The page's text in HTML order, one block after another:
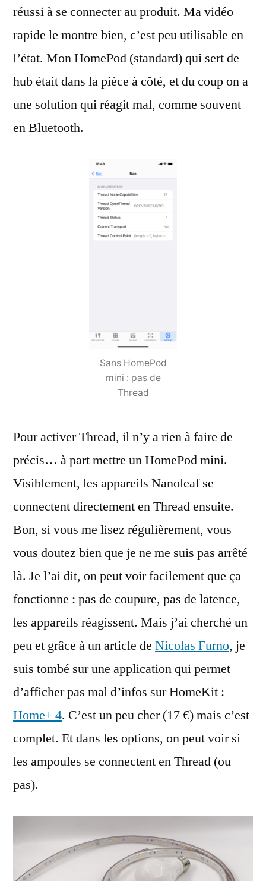
réussi à se connecter au produit. Ma vidéo
rapide le montre bien, c’est peu utilisable en
l’état. Mon HomePod (standard) qui sert de
hub était dans la pièce à côté, et du coup on a
une solution qui réagit mal, comme souvent
en Bluetooth.
Sans HomePod
mini : pas de
Thread
Pour activer Thread, il n’y a rien à faire de
précis… à part mettre un HomePod mini.
Visiblement, les appareils Nanoleaf se
connectent directement en Thread ensuite.
Bon, si vous me lisez régulièrement, vous
vous doutez bien que je ne me suis pas arrêté
là. Je l’ai dit, on peut voir facilement que ça
fonctionne : pas de coupure, pas de latence,
les appareils réagissent. Mais j’ai cherché un
peu et grâce à un article de Nicolas Furno, je
suis tombé sur une application qui permet
d’afficher pas mal d’infos sur HomeKit :
Home+ 4. C’est un peu cher (17 €) mais c’est
complet. Et dans les options, on peut voir si
les ampoules se connectent en Thread (ou
pas).